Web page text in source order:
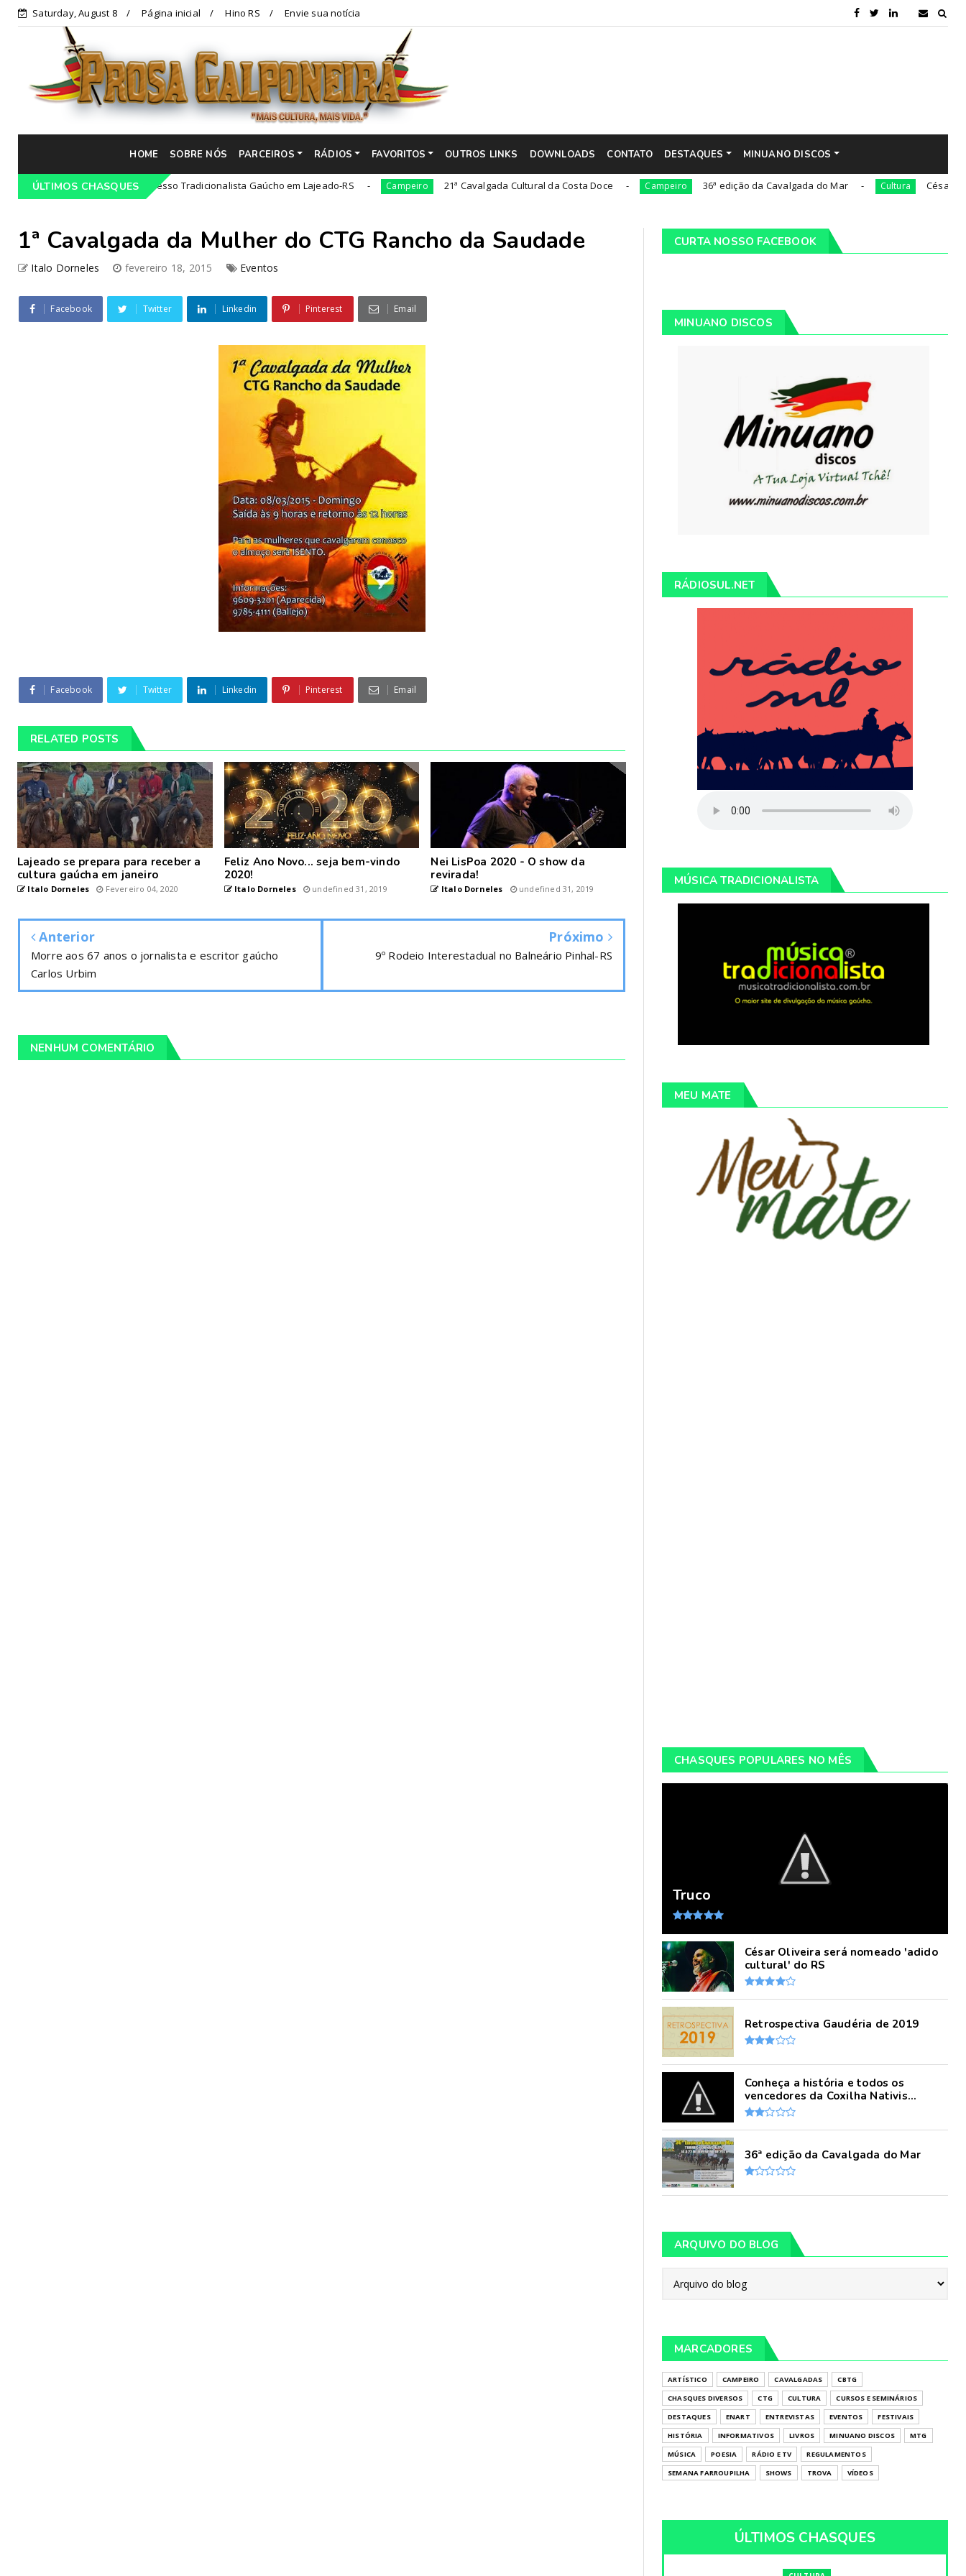
Saturday, August 8 Página inicial Hino RS Envie sua notícia
HOME SOBRE NÓS PARCEIROS RÁDIOS FAVORITOS OUTROS LINKS DOWNLOADS CONTATO DESTAQUES MINUANO DISCOS
ÚLTIMOS CHASQUES
do 68º Congresso Tradicionalista Gaúcho em Lajeado-RS Campeiro 21ª Cavalgada Cultural da Costa Doce Campeiro 36ª edição da Cavalgada do Mar Cultura César Oliveira
1ª Cavalgada da Mulher do CTG Rancho da Saudade
Italo Dorneles fevereiro 18, 2015 Eventos
Facebook Twitter Linkedin Pinterest Email
Facebook Twitter Linkedin Pinterest Email
RELATED POSTS
Lajeado se prepara para receber a
cultura gaúcha em janeiro
Italo Dorneles Fevereiro 04, 2020
Feliz Ano Novo... seja bem-vindo
2020!
Italo Dorneles undefined 31, 2019
Nei LisPoa 2020 - O show da
revirada!
Italo Dorneles undefined 31, 2019
Anterior
Morre aos 67 anos o jornalista e escritor gaúcho
Carlos Urbim
Próximo
9º Rodeio Interestadual no Balneário Pinhal-RS
NENHUM COMENTÁRIO
CURTA NOSSO FACEBOOK
MINUANO DISCOS
RÁDIOSUL.NET
MÚSICA TRADICIONALISTA
MEU MATE
CHASQUES POPULARES NO MÊS
Truco
César Oliveira será nomeado 'adido
cultural' do RS
Retrospectiva Gaudéria de 2019
Conheça a história e todos os
vencedores da Coxilha Nativis...
36ª edição da Cavalgada do Mar
ARQUIVO DO BLOG
MARCADORES
ARTÍSTICO CAMPEIRO CAVALGADAS
CBTG
CHASQUES DIVERSOS
CTG CULTURA
CURSOS E SEMINÁRIOS
DESTAQUES
ENART ENTREVISTAS EVENTOS
FESTIVAIS
HISTÓRIA
INFORMATIVOS LIVROS MINUANO DISCOS
MTG
MÚSICA
POESIA RÁDIO E TV
REGULAMENTOS
SEMANA FARROUPILHA
SHOWS TROVA VÍDEOS
ÚLTIMOS CHASQUES